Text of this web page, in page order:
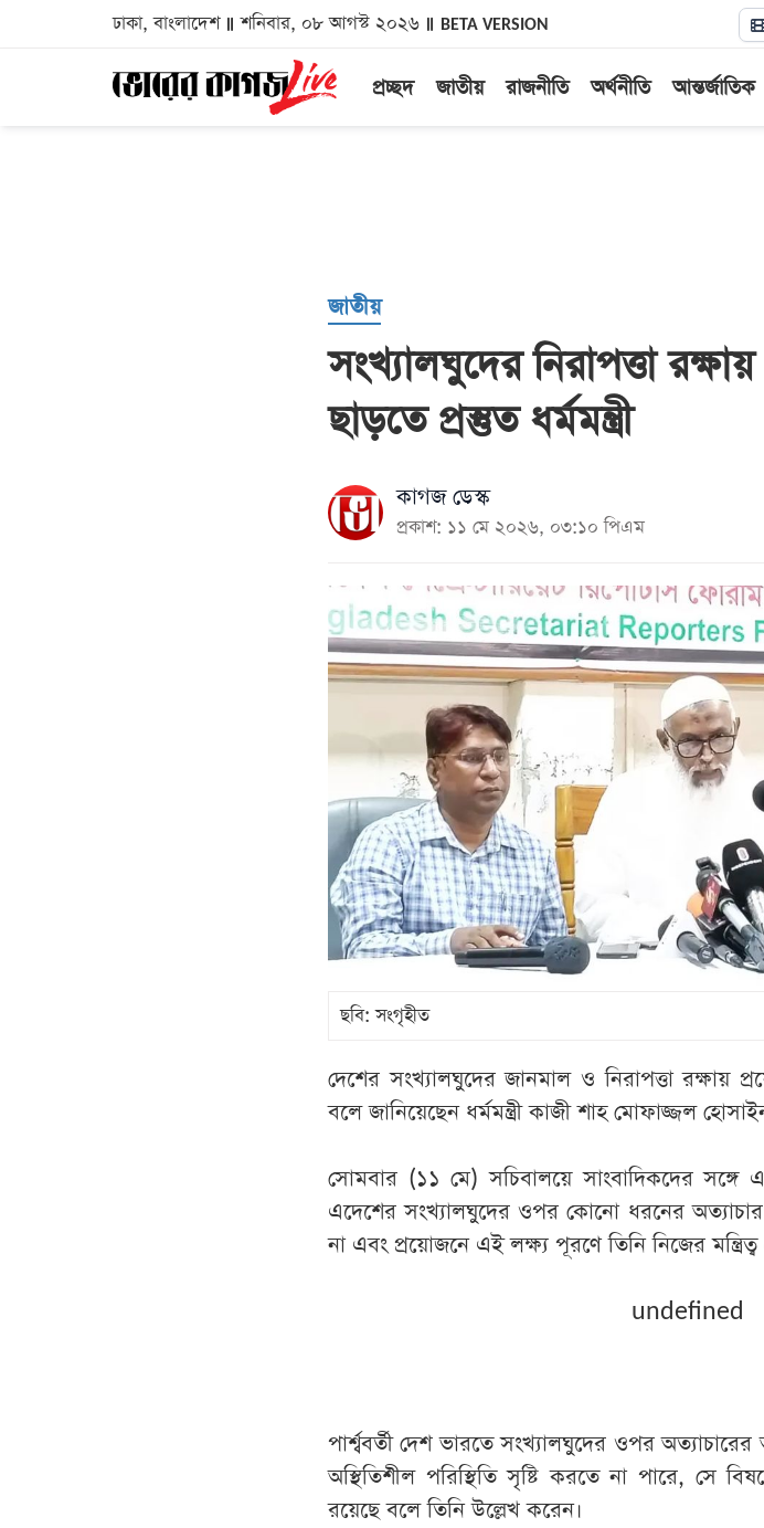
ঢাকা, বাংলাদেশ শনিবার, ০৮ আগস্ট ২০২৬ BETA VERSION
প্রচ্ছদ জাতীয় রাজনীতি অর্থনীতি আন্তর্জাতিক
জাতীয়
সংখ্যালঘুদের নিরাপত্তা রক্ষায়
ছাড়তে প্রস্তুত ধর্মমন্ত্রী
কাগজ ডেস্ক
প্রকাশ: ১১ মে ২০২৬, ০৩:১০ পিএম
ছবি: সংগৃহীত
দেশের সংখ্যালঘুদের জানমাল ও নিরাপত্তা রক্ষায়
বলে জানিয়েছেন ধর্মমন্ত্রী কাজী শাহ মোফাজ্জল
সোমবার (১১ মে) সচিবালয়ে সাংবাদিকদের
এদেশের সংখ্যালঘুদের ওপর কোনো ধরনের অত্যাচার
না এবং প্রয়োজনে এই লক্ষ্য পূরণে তিনি নিজের
undefined
পার্শ্ববর্তী দেশ ভারতে সংখ্যালঘুদের ওপর
অস্থিতিশীল পরিস্থিতি সৃষ্টি করতে না পারে, সে
রয়েছে বলে তিনি উল্লেখ করেন।